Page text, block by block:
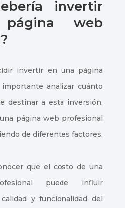
invertir
web
invertir en una página
analizar cuánto
destinar a esta inversión.
página web profesional
de diferentes factores.
que el costo de una
puede influir
y funcionalidad del